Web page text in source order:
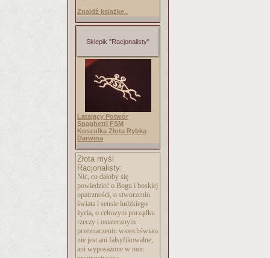
Znajdź książkę..
Sklepik "Racjonalisty"
Latający Potwór
Spaghetti FSM
Koszulka Złota Rybka
Darwina
Złota myśl
Racjonalisty:
Nic, co dałoby się
powiedzieć o Bogu i boskiej
opatrzności, o stworzeniu
świata i sensie ludzkiego
życia, o celowym porządku
rzeczy i ostatecznym
przeznaczeniu wszechświata
nie jest ani falsyfikowalne,
ani wyposażone w moc